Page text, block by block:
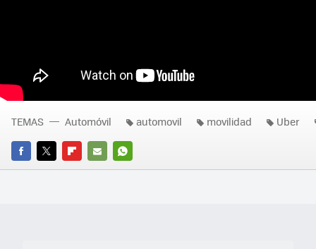
FACEBOOK
TWITTERFLIPBOARD
E-
WHATSAPP
TEMAS Automóvil automovil movilidad Uber